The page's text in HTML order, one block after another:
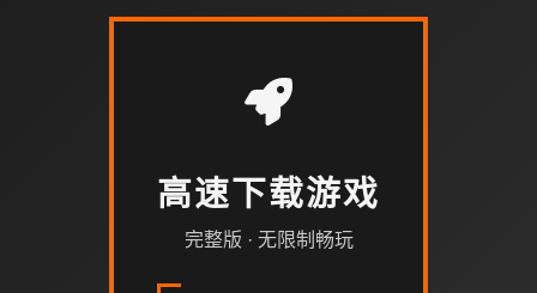
高速下载游戏
完整版 · 无限制畅玩